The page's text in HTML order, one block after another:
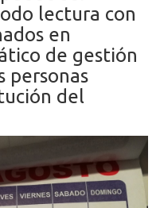
lectura con
en
de gestión
personas
del